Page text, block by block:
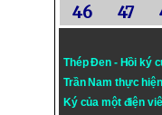
46
47
Thép Đen - Hồi ký
Trần Nam thực
Ký của một điện